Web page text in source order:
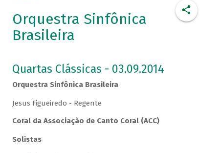
Orquestra Sinfônica
Brasileira
Quartas Clássicas - 03.09.2014
Orquestra Sinfônica Brasileira
Jesus Figueiredo - Regente
Coral da Associação de Canto Coral (ACC)
Solistas